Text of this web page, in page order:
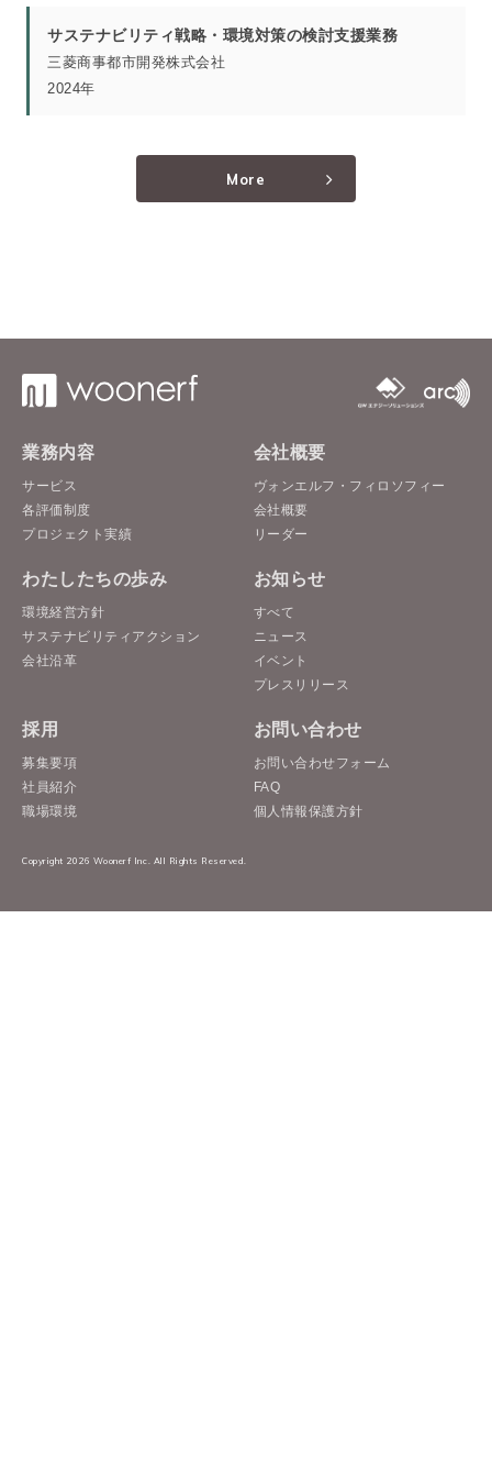
サステナビリティ戦略・環境対策の検討支援業務
三菱商事都市開発株式会社
2024年
More
業務内容
サービス
各評価制度
プロジェクト実績
会社概要
ヴォンエルフ・フィロソフィー
会社概要
リーダー
わたしたちの歩み
環境経営方針
サステナビリティアクション
会社沿革
お知らせ
すべて
ニュース
イベント
プレスリリース
採用
募集要項
社員紹介
職場環境
お問い合わせ
お問い合わせフォーム
FAQ
個人情報保護方針
Copyright 2026 Woonerf Inc. All Rights Reserved.